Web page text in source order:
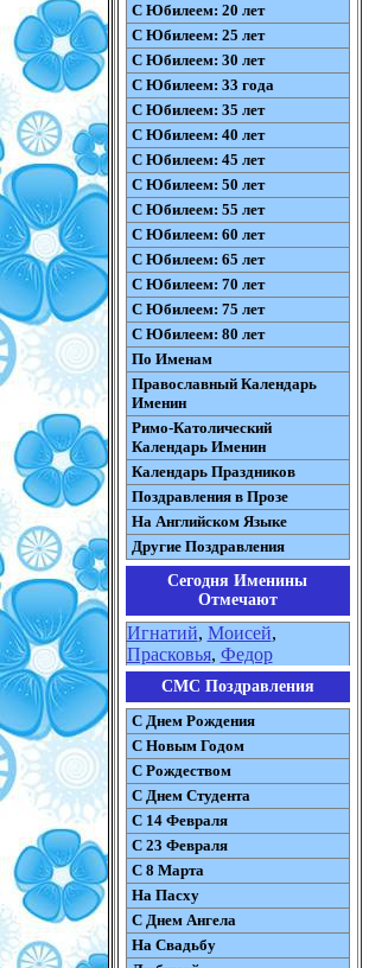
С Юбилеем: 20 лет
С Юбилеем: 25 лет
С Юбилеем: 30 лет
С Юбилеем: 33 года
С Юбилеем: 35 лет
С Юбилеем: 40 лет
С Юбилеем: 45 лет
С Юбилеем: 50 лет
С Юбилеем: 55 лет
С Юбилеем: 60 лет
С Юбилеем: 65 лет
С Юбилеем: 70 лет
С Юбилеем: 75 лет
С Юбилеем: 80 лет
По Именам
Православный Календарь
Именин
Римо-Католический
Календарь Именин
Календарь Праздников
Поздравления в Прозе
На Английском Языке
Другие Поздравления
Сегодня Именины
Отмечают
Игнатий, Моисей,
Прасковья, Федор
СМС Поздравления
С Днем Рождения
С Новым Годом
С Рождеством
C Днем Студента
С 14 Февраля
С 23 Февраля
С 8 Марта
На Пасху
C Днем Ангела
На Свадьбу